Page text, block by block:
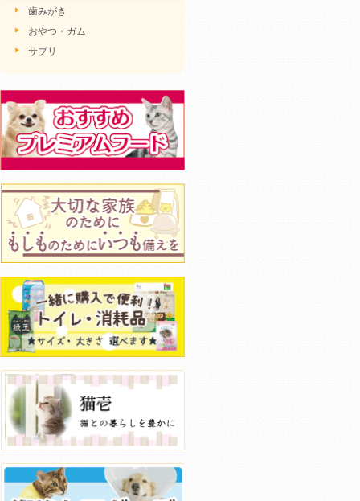
歯みがき
おやつ・ガム
サプリ